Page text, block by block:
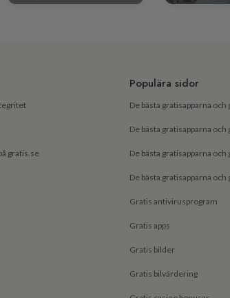
gratis.se
Populära sidor
Gratis antivirusprogram
Gratis apps
Gratis bilder
Gratis bilvärdering